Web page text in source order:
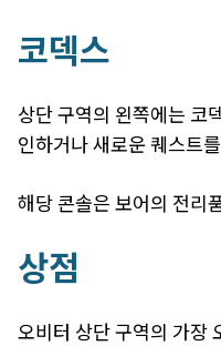
코덱스
상단 구역의 왼쪽에는 코
인하거나 새로운 퀘스트
해당 콘솔은 보어의 전리
상점
오비터 상단 구역의 가장